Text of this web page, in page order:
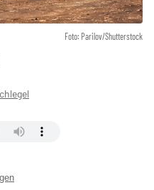
Foto: Parilov/Shutterstock